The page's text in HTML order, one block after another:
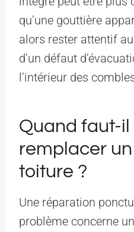
qu’une gouttière
alors rester attentif
d’un défaut
l’intérieur des
Quand faut-
remplacer
toiture ?
Une réparation
problème concerne